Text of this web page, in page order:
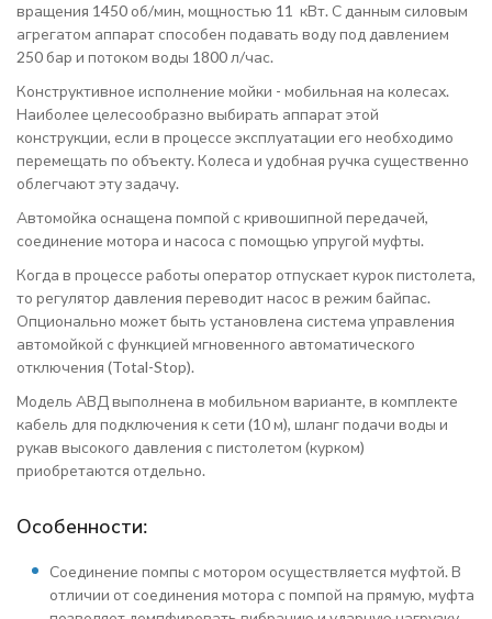
вращения 1450 об/мин, мощностью 11 кВт. С данным силовым
агрегатом аппарат способен подавать воду под давлением
250 бар и потоком воды 1800 л/час.
Конструктивное исполнение мойки - мобильная на колесах.
Наиболее целесообразно выбирать аппарат этой
конструкции, если в процессе эксплуатации его необходимо
перемещать по объекту. Колеса и удобная ручка существенно
облегчают эту задачу.
Автомойка оснащена помпой с кривошипной передачей,
соединение мотора и насоса с помощью упругой муфты.
Когда в процессе работы оператор отпускает курок пистолета,
то регулятор давления переводит насос в режим байпас.
Опционально может быть установлена система управления
автомойкой с функцией мгновенного автоматического
отключения (Total-Stop).
Модель АВД выполнена в мобильном варианте, в комплекте
кабель для подключения к сети (10 м), шланг подачи воды и
рукав высокого давления с пистолетом (курком)
приобретаются отдельно.
Особенности:
Соединение помпы с мотором осуществляется муфтой. В
отличии от соединения мотора с помпой на прямую, муфта